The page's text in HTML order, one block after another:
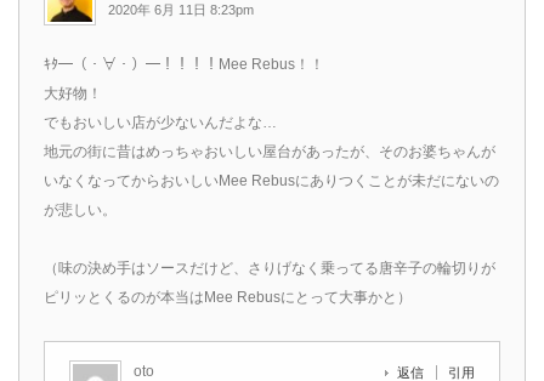
2020年 6月 11日 8:23pm
ｷﾀ━（・∀・）━！！！！Mee Rebus！！
大好物！
でもおいしい店が少ないんだよな…
地元の街に昔はめっちゃおいしい屋台があったが、そのお婆ちゃんが
いなくなってからおいしいMee Rebusにありつくことが未だにないの
が悲しい。
（味の決め手はソースだけど、さりげなく乗ってる唐辛子の輪切りが
ピリッとくるのが本当はMee Rebusにとって大事かと）
oto 返信 引用